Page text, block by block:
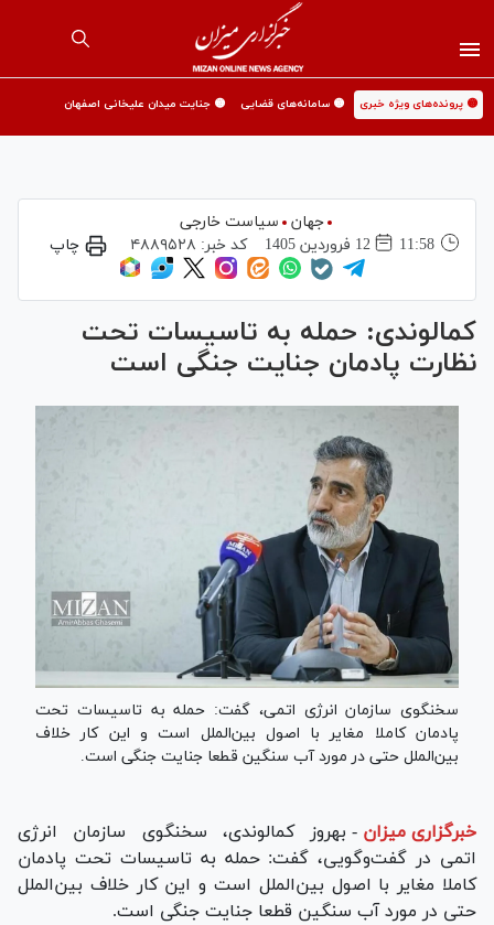
🟡 پرونده‌های ویژه خبری 🟡 سامانه‌های قضایی 🟡 جنایت میدان علیخانی اصفهان
جهان
سیاست خارجی
11:58
12 فروردين 1405 کد خبر: ۴۸۸۹۵۲۸ چاپ
کمالوندی: حمله به تاسیسات تحت
نظارت پادمان جنایت جنگی است
سخنگوی سازمان انرژی اتمی، گفت: حمله به تاسیسات تحت
پادمان کاملا مغایر با اصول بین‌الملل است و این کار خلاف
بین‌الملل حتی در مورد آب سنگین قطعا جنایت جنگی است.
خبرگزاری میزان - بهروز کمالوندی، سخنگوی سازمان انرژی
اتمی در گفت‌وگویی، گفت: حمله به تاسیسات تحت پادمان
کاملا مغایر با اصول بین‌الملل است و این کار خلاف بین‌الملل
حتی در مورد آب سنگین قطعا جنایت جنگی است.